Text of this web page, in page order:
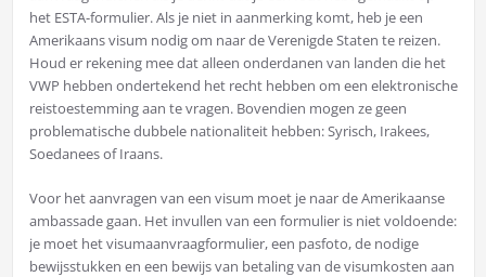
het ESTA-formulier. Als je niet in aanmerking komt, heb je een
Amerikaans visum nodig om naar de Verenigde Staten te reizen.
Houd er rekening mee dat alleen onderdanen van landen die het
VWP hebben ondertekend het recht hebben om een elektronische
reistoestemming aan te vragen. Bovendien mogen ze geen
problematische dubbele nationaliteit hebben: Syrisch, Irakees,
Soedanees of Iraans.
Voor het aanvragen van een visum moet je naar de Amerikaanse
ambassade gaan. Het invullen van een formulier is niet voldoende:
je moet het visumaanvraagformulier, een pasfoto, de nodige
bewijsstukken en een bewijs van betaling van de visumkosten aan